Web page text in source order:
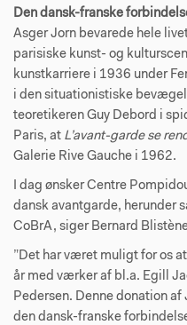
Den dansk-franske
Asger Jorn bevarede hele
parisiske kunst- og
kunstkarriere i 1936 under
i den situationistiske
teoretikeren Guy Debord i
Paris, at L’avant-garde se
Galerie Rive Gauche i 1962.
I dag ønsker Centre
dansk avantgarde, herunder
CoBrA, siger Bernard
”Det har været muligt for os
år med værker af bl.a. Egill
Pedersen. Denne donation
den dansk-franske